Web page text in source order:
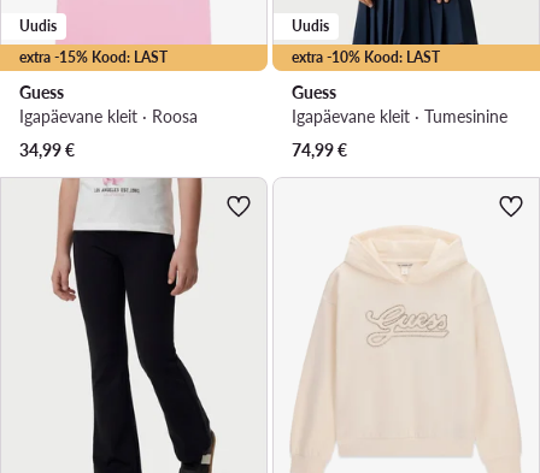
extra -15% Kood: LAST
Uudis
Guess
Igapäevane kleit · Roosa
34,99€
extra -10% Kood: LAST
Uudis
Guess
Igapäevane kleit · Tumesinine
74,99€